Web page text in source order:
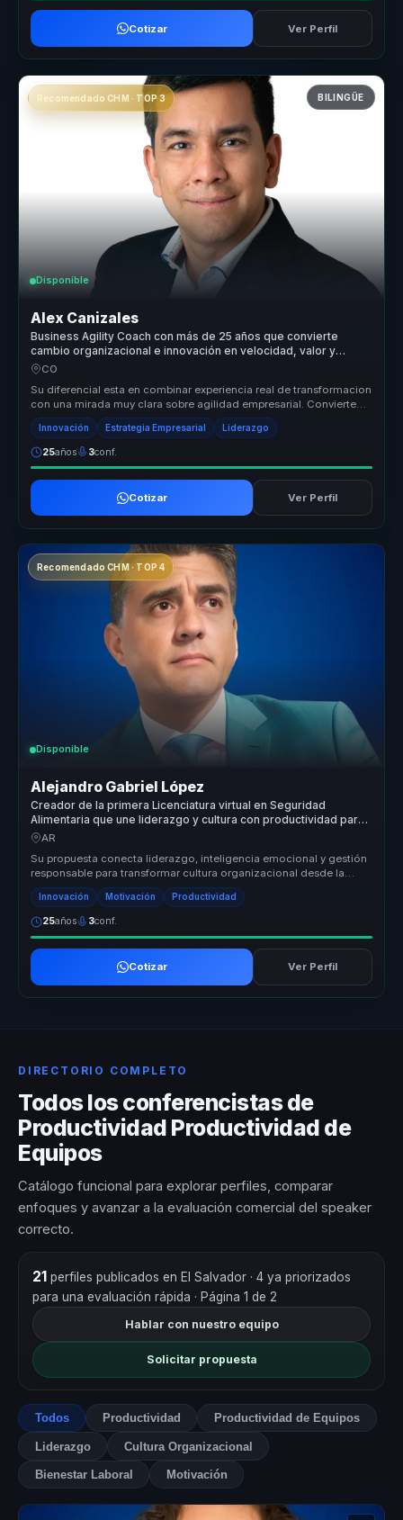
Cotizar Ver Perfil
Recomendado CHM · TOP 3 BILINGÜE
Disponible
Alex Canizales
Business Agility Coach con más de 25 años que convierte
cambio organizacional e innovación en velocidad, valor y
liderazgo adaptable para empresas.
CO
Su diferencial esta en combinar experiencia real de transformacion
con una mirada muy clara sobre agilidad empresarial. Convierte
concept...
Innovación Estrategia Empresarial Liderazgo
25años 3conf.
Cotizar Ver Perfil
Recomendado CHM · TOP 4
Disponible
Alejandro Gabriel López
Creador de la primera Licenciatura virtual en Seguridad
Alimentaria que une liderazgo y cultura con productividad para
empresas.
AR
Su propuesta conecta liderazgo, inteligencia emocional y gestión
responsable para transformar cultura organizacional desde la
conciencia ...
Innovación Motivación Productividad
25años 3conf.
Cotizar Ver Perfil
DIRECTORIO COMPLETO
Todos los conferencistas de
Productividad Productividad de
Equipos
Catálogo funcional para explorar perfiles, comparar
enfoques y avanzar a la evaluación comercial del speaker
correcto.
21 perfiles publicados en El Salvador · 4 ya priorizados
para una evaluación rápida · Página 1 de 2
Hablar con nuestro equipo
Solicitar propuesta
Todos Productividad Productividad de Equipos
Liderazgo Cultura Organizacional
Bienestar Laboral Motivación